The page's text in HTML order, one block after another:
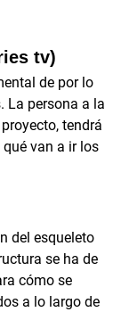
tv)
de por lo
La persona a la
tendrá
van a ir los
del esqueleto
se ha de
cómo se
a lo largo de